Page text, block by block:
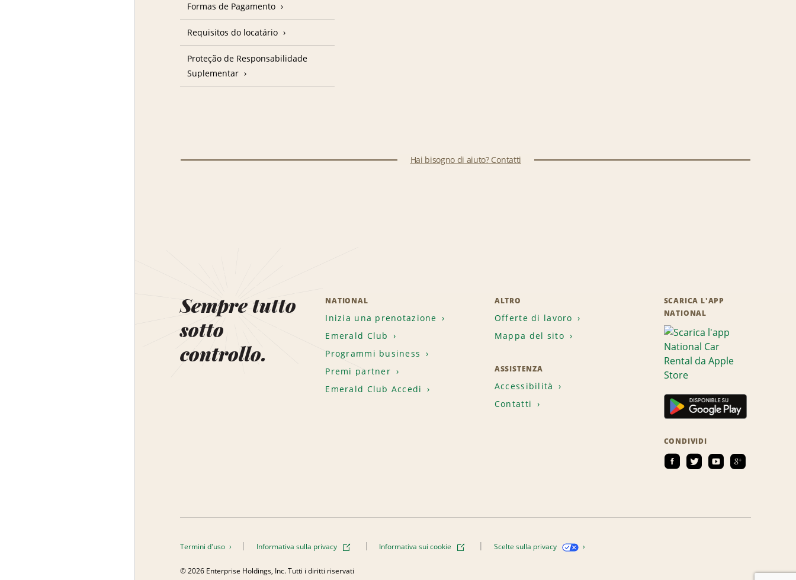
Formas de Pagamento
Requisitos do locatário
Proteção de Responsabilidade
Suplementar
Hai bisogno di aiuto? Contatti
Sempre tutto
sotto
controllo.
NATIONAL
Inizia una prenotazione
Emerald Club
Programmi business
Premi partner
Emerald Club Accedi
ALTRO
Offerte di lavoro
Mappa del sito
ASSISTENZA
Accessibilità
Contatti
SCARICA L'APP
NATIONAL
CONDIVIDI
Termini d'uso Informativa sulla privacy Informativa sui cookie Scelte sulla privacy
© 2026 Enterprise Holdings, Inc. Tutti i diritti riservati